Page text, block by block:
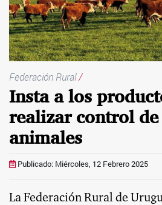
Federación Rural/
Insta a los
realizar control de
animales
Publicado: Miércoles, 12 Febrero 2025
La Federación Rural de